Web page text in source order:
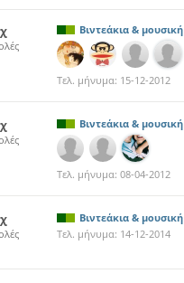
Βιντεάκια & μουσική
Τελ. μήνυμα: 15-12-2012
Βιντεάκια & μουσική
Τελ. μήνυμα: 08-04-2012
Βιντεάκια & μουσική
Τελ. μήνυμα: 14-12-2014